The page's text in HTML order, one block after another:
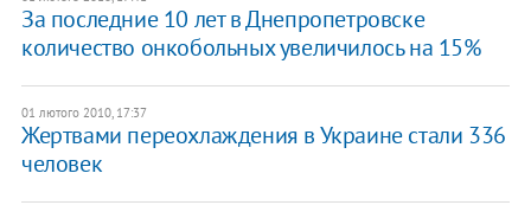
За последние 10 лет в Днепропетровске
количество онкобольных увеличилось на 15%
01 лютого 2010, 17:37
Жертвами переохлаждения в Украине стали 336
человек